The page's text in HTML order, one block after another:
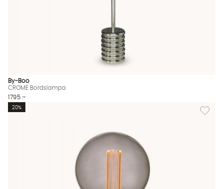
By-Boo
CROME Bordslampa
1795 :-
Lägg till
20%